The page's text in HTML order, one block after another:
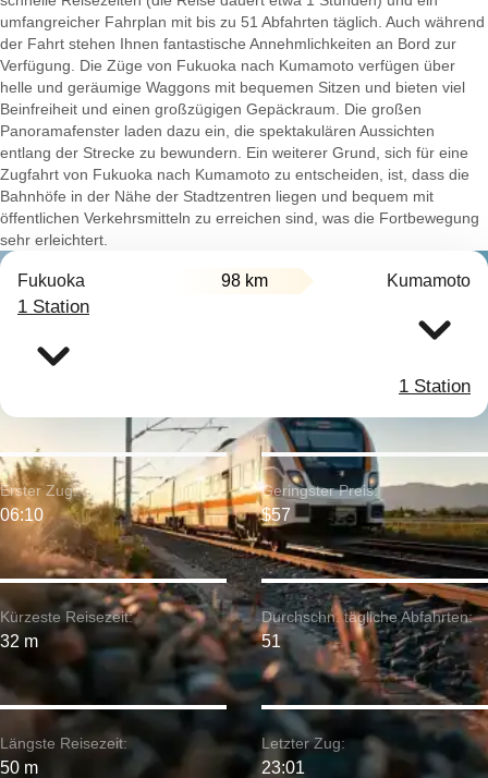
umfangreicher Fahrplan mit bis zu 51 Abfahrten täglich. Auch während
der Fahrt stehen Ihnen fantastische Annehmlichkeiten an Bord zur
Verfügung. Die Züge von Fukuoka nach Kumamoto verfügen über
helle und geräumige Waggons mit bequemen Sitzen und bieten viel
Beinfreiheit und einen großzügigen Gepäckraum. Die großen
Panoramafenster laden dazu ein, die spektakulären Aussichten
entlang der Strecke zu bewundern. Ein weiterer Grund, sich für eine
Zugfahrt von Fukuoka nach Kumamoto zu entscheiden, ist, dass die
Bahnhöfe in der Nähe der Stadtzentren liegen und bequem mit
öffentlichen Verkehrsmitteln zu erreichen sind, was die Fortbewegung
sehr erleichtert.
Fukuoka 98 km Kumamoto
1 Station
1 Station
Kürzeste Reisezeit:
32 m
Erster Zug:
06:10
Längste Reisezeit:
50 m
Geringster Preis:
$57
Durchschn. tägliche Abfahrten:
51
Letzter Zug:
23:01